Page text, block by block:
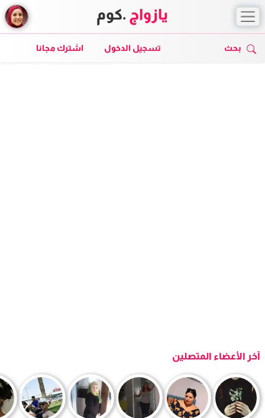
يازواج .كوم
بحث تسجيل الدخول اشترك مجانا
آخر الأعضاء المتصلين